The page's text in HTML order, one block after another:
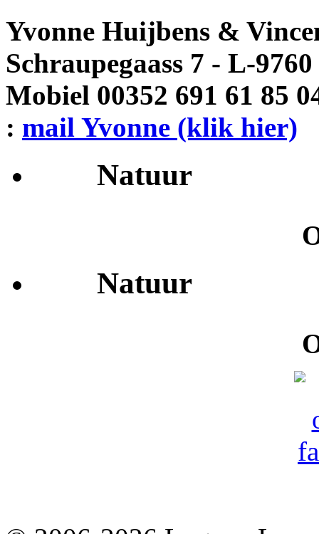
Yvonne Huijbens &
Schraupegaass 7 - L-
Mobiel 00352 691 61 85
: mail Yvonne (klik hier)
Natuur
Natuur